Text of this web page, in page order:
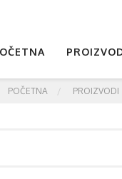
POČETNA PROIZVODI